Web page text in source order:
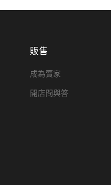
販售
成為賣家
開店問與答